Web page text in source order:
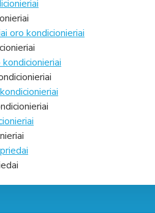
karštam vandeniui ECONOMY